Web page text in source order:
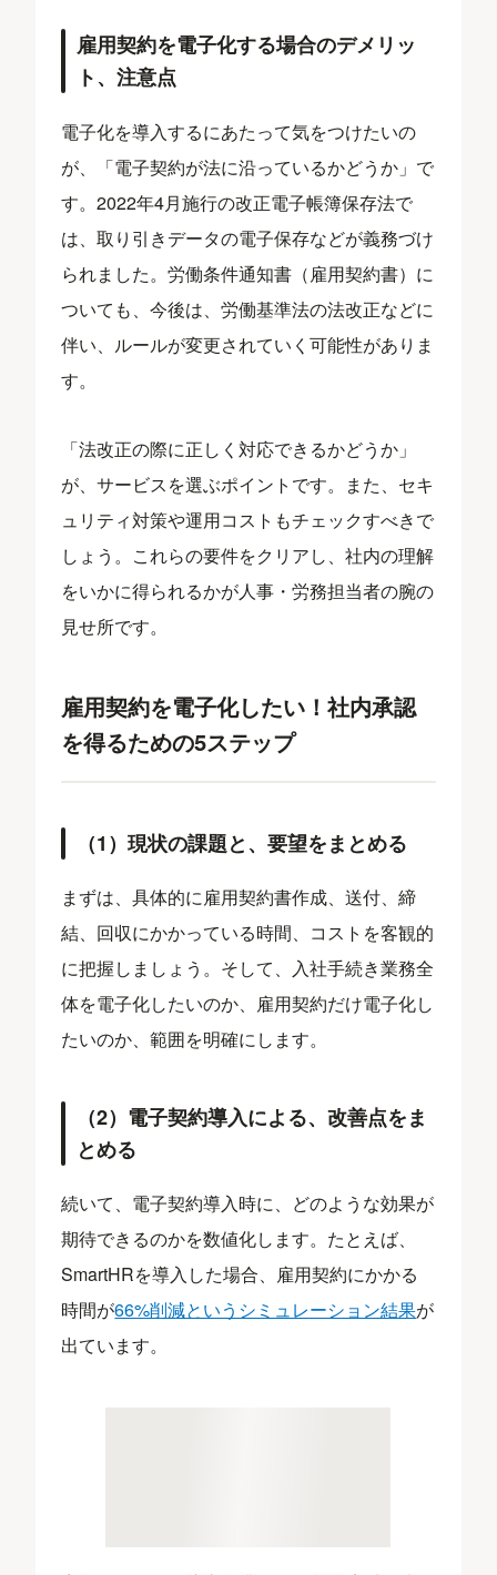
雇用契約を電子化する場合のデメリッ
ト、注意点
電子化を導入するにあたって気をつけたいの
が、「電子契約が法に沿っているかどうか」で
す。2022年4月施行の改正電子帳簿保存法で
は、取り引きデータの電子保存などが義務づけ
られました。労働条件通知書（雇用契約書）に
ついても、今後は、労働基準法の法改正などに
伴い、ルールが変更されていく可能性がありま
す。
「法改正の際に正しく対応できるかどうか」
が、サービスを選ぶポイントです。また、セキ
ュリティ対策や運用コストもチェックすべきで
しょう。これらの要件をクリアし、社内の理解
をいかに得られるかが人事・労務担当者の腕の
見せ所です。
雇用契約を電子化したい！社内承認
を得るための5ステップ
（1）現状の課題と、要望をまとめる
まずは、具体的に雇用契約書作成、送付、締
結、回収にかかっている時間、コストを客観的
に把握しましょう。そして、入社手続き業務全
体を電子化したいのか、雇用契約だけ電子化し
たいのか、範囲を明確にします。
（2）電子契約導入による、改善点をま
とめる
続いて、電子契約導入時に、どのような効果が
期待できるのかを数値化します。たとえば、
SmartHRを導入した場合、雇用契約にかかる
時間が66%削減というシミュレーション結果が
出ています。